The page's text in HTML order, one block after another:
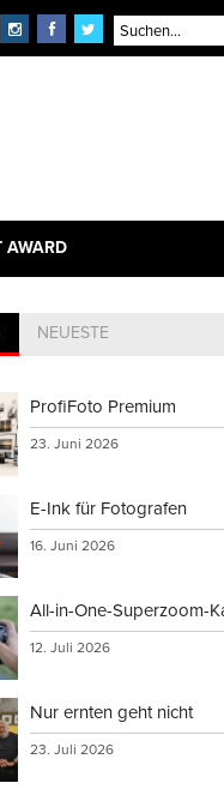
AWARD
NEUESTE
ProfiFoto Premium
23. Juni 2026
E-Ink für Fotografen
16. Juni 2026
All-in-One-Superzoom-
12. Juli 2026
Nur ernten geht nicht
23. Juli 2026